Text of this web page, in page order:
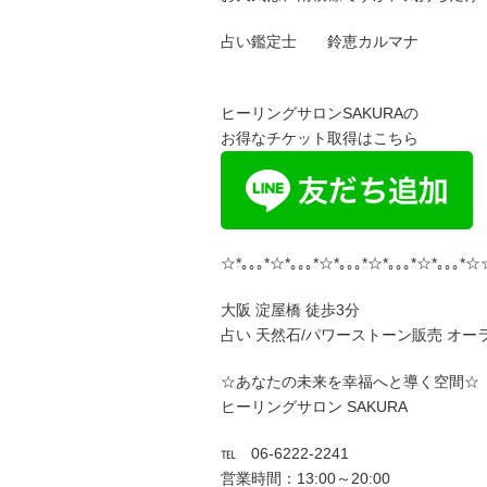
占い鑑定士 鈴恵カルマナ
ヒーリングサロンSAKURAの
お得なチケット取得はこちら
☆*｡｡｡*☆*｡｡｡*☆*｡｡｡*☆*｡｡｡*☆*｡｡｡
大阪 淀屋橋 徒歩3分
占い 天然石/パワーストーン販売 オー
☆あなたの未来を幸福へと導く空間☆
ヒーリングサロン SAKURA
℡ 06-6222-2241
営業時間：13:00～20:00